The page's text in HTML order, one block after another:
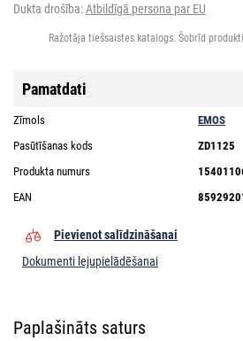
Dukta drošība:Atbildīgā persona par EU
Ražotāja tiešsaistes katalogs. Šobrīd
Pamatdati
Zīmols
EMOS
Pasūtīšanas kods
ZD1125
Produkta numurs
EAN
Pievienot salīdzināšanai
Dokumenti lejupielādēšanai
Paplašināts saturs